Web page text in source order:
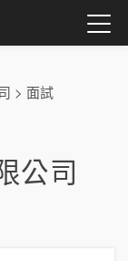
> 面試
公司